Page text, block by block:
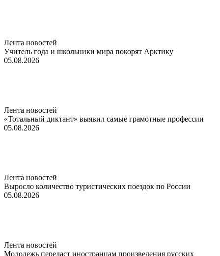
Лента новостей
Учитель года и школьники мира покорят Арктику
05.08.2026
Лента новостей
«Тотальный диктант» выявил самые грамотные профессии
05.08.2026
Лента новостей
Выросло количество туристических поездок по России
05.08.2026
Лента новостей
Молодежь передаст иностранцам произведения русских